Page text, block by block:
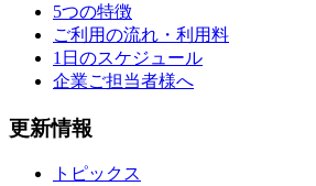
5つの特徴
ご利用の流れ・利用料
1日のスケジュール
企業ご担当者様へ
更新情報
トピックス